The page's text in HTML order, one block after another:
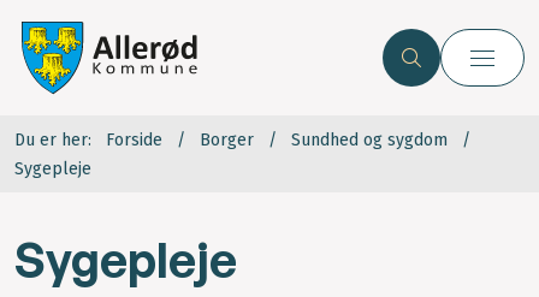
Du er her: Forside Borger
Sundhed og sygdom
Sygepleje
Sygepleje